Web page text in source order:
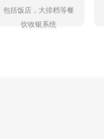
包括饭店，大排档等餐
饮收银系统